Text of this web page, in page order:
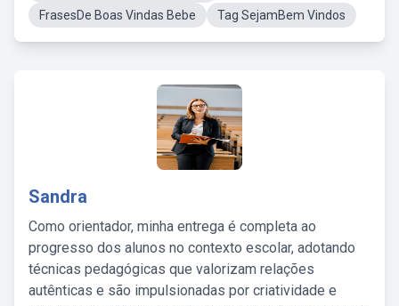
FrasesDe Boas Vindas Bebe
Tag SejamBem Vindos
Sandra
Como orientador, minha entrega é completa ao
progresso dos alunos no contexto escolar, adotando
técnicas pedagógicas que valorizam relações
autênticas e são impulsionadas por criatividade e